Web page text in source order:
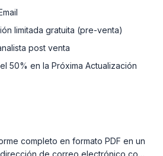
limitada gratuita (pre-venta)
post venta
50% en la Próxima Actualización
completo en formato PDF en un